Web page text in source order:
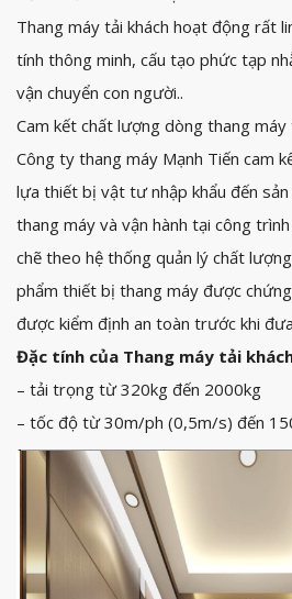
Thang máy tải khách hoạt động rất
tính thông minh, cấu tạo phức tạp
vận chuyển con người..
Cam kết chất lượng dòng thang máy
Công ty thang máy Mạnh Tiến cam
lựa thiết bị vật tư nhập khẩu đến
thang máy và vận hành tại công
chẽ theo hệ thống quản lý chất
phẩm thiết bị thang máy được
được kiểm định an toàn trước khi
Đặc tính của Thang máy tải
– tải trọng từ 320kg đến 2000kg
– tốc độ từ 30m/ph (0,5m/s) đến